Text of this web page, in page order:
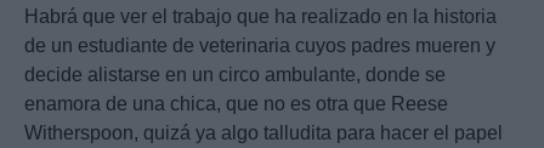
Habrá que ver el trabajo que ha realizado en la historia
de un estudiante de veterinaria cuyos padres mueren y
decide alistarse en un circo ambulante, donde se
enamora de una chica, que no es otra que Reese
Witherspoon, quizá ya algo talludita para hacer el papel